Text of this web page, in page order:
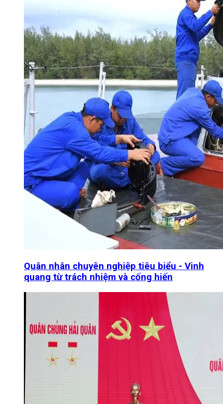
Quân nhân chuyên nghiệp tiêu biểu - Vinh
quang từ trách nhiệm và cống hiến